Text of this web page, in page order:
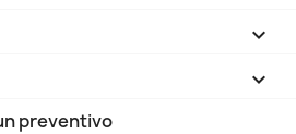


preventivo